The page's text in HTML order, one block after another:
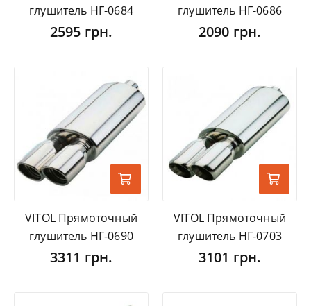
глушитель НГ-0684
2595 грн.
глушитель НГ-0686
2090 грн.
VITOL Прямоточный
глушитель НГ-0690
3311 грн.
VITOL Прямоточный
глушитель НГ-0703
3101 грн.